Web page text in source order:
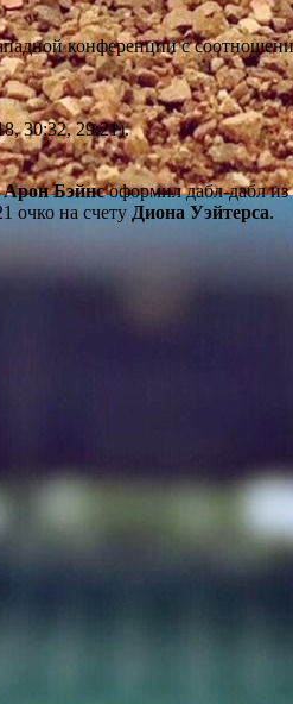
конференции с
30:32, 29:21).
Арон Бэйнсоформил дабл-дабл
очко на счету Диона Уэйтерса.